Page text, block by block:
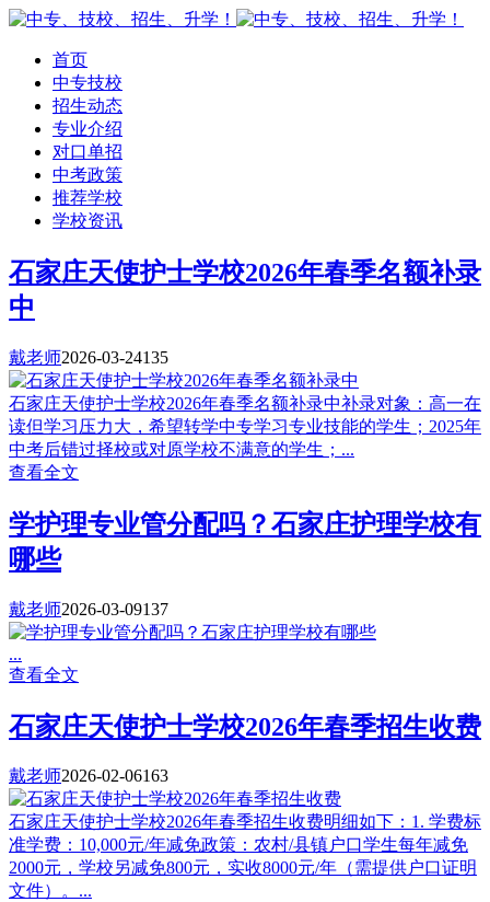
首页
中专技校
招生动态
专业介绍
对口单招
中考政策
推荐学校
学校资讯
石家庄天使护士学校2026年春季名额补录
中
戴老师2026-03-24135
石家庄天使护士学校2026年春季名额补录中补录对象：高一在
读但学习压力大，希望转学中专学习专业技能的学生；2025年
中考后错过择校或对原学校不满意的学生；...
查看全文
学护理专业管分配吗？石家庄护理学校有
哪些
戴老师2026-03-09137
...
查看全文
石家庄天使护士学校2026年春季招生收费
戴老师2026-02-06163
石家庄天使护士学校2026年春季招生收费明细如下：1. 学费标
准学费：10,000元/年减免政策：农村/县镇户口学生每年减免
2000元，学校另减免800元，实收8000元/年（需提供户口证明
文件）。...